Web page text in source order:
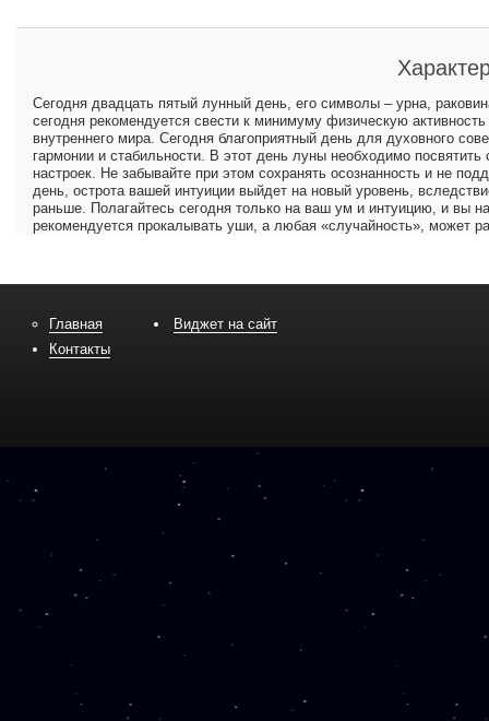
Сегодня двадцать пятый лунный день, его символы – урна,
сегодня рекомендуется свести к минимуму физическую
внутреннего мира. Сегодня благоприятный день для духовного
гармонии и стабильности. В этот день луны необходимо
настроек. Не забывайте при этом сохранять осознанность и не
день, острота вашей интуиции выйдет на новый уровень,
раньше. Полагайтесь сегодня только на ваш ум и интуицию, и вы
рекомендуется прокалывать уши, а любая «случайность», может
Главная
Контакты
Виджет на сайт